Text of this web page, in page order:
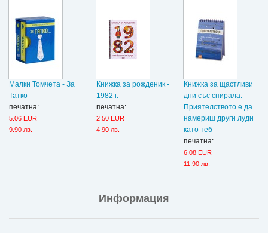
Малки Томчета - За
Татко
печатна:
5.06 EUR
9.90 лв.
Книжка за рожденик -
1982 г.
печатна:
2.50 EUR
4.90 лв.
Книжка за щастливи
дни със спирала:
Приятелството е да
намериш други луди
като теб
печатна:
6.08 EUR
11.90 лв.
Информация